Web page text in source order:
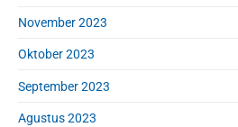
November 2023
Oktober 2023
September 2023
Agustus 2023